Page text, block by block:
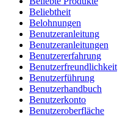
Beliebtheit
Belohnungen
Benutzeranleitung
Benutzeranleitungen
Benutzererfahrung
Benutzerfreundlichkeit
Benutzerführung
Benutzerhandbuch
Benutzerkonto
Benutzeroberfläche